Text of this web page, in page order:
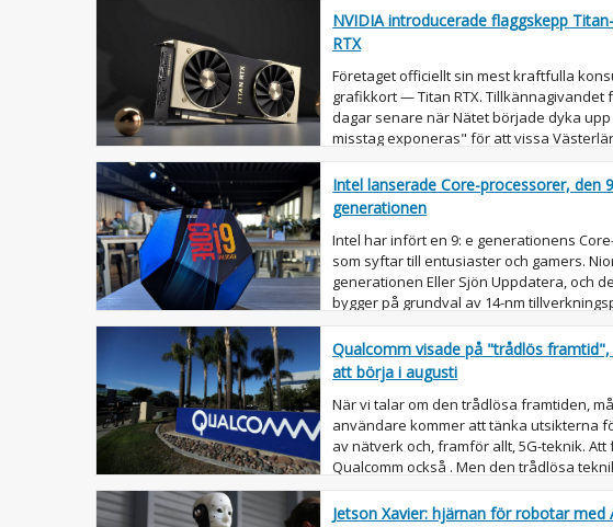
NVIDIA introducerade flaggskepp
RTX
Företaget officiellt sin mest kraftfulla
grafikkort — Titan RTX. Tillkännagivandet
dagar senare när Nätet började dyka
misstag exponeras" för att vissa
bloggare " bilden...
Intel lanserade Core-processorer, den
generationen
Intel har infört en 9: e generationens
som syftar till entusiaster och gamers.
generationen Eller Sjön Uppdatera, och
bygger på grundval av 14-nm
men lovar större möjligh...
Qualcomm visade på "trådlös
att börja i augusti
När vi talar om den trådlösa framtiden,
användare kommer att tänka utsikterna
av nätverk och, framför allt, 5G-teknik. Att
Qualcomm också . Men den trådlösa
inte där. Det finns andra...
Jetson Xavier: hjärnan för robotar med